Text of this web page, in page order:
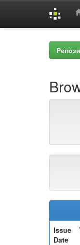
Issue
Date